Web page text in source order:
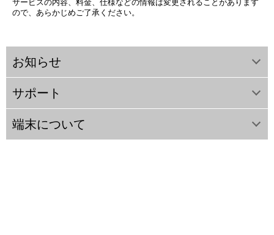
サービスの内容、料金、仕様などの情報は変更されることがあります
ので、あらかじめご了承ください。
お知らせ
サポート
端末について